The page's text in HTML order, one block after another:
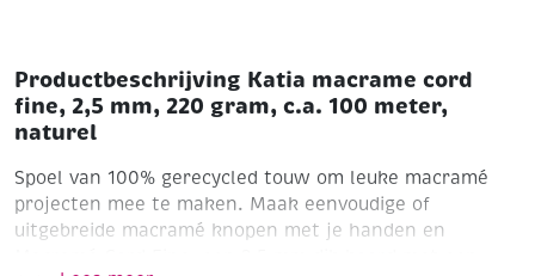
Productbeschrijving Katia macrame cord
fine, 2,5 mm, 220 gram, c.a. 100 meter,
naturel
Spoel van 100% gerecycled touw om leuke macramé
projecten mee te maken. Maak eenvoudige of
uitgebreide macramé knopen met je handen en